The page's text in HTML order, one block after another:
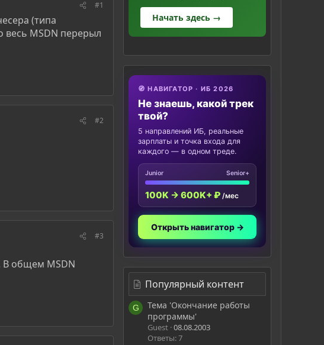
#1
(типа
весь MSDN перерыл
#2
#3
В общем MSDN
Начать здесь →
🧭 НАВИГАТОР · ИБ 2026
Не знаешь, какой трек
твой?
5 направлений ИБ, реальные
зарплаты и точка входа для
каждого — в одном треде.
Junior Senior+
100K → 600K+ ₽ /мес
Открыть навигатор →
Популярный контент
G
Тема 'Окончание работы
программы'
Guest 08.08.2003
Ответы: 7